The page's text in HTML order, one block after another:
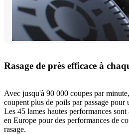
Rasage de près efficace à
Avec jusqu'à 90 000 coupes par
coupent plus de poils par passage pour
Les 45 lames hautes performances
en Europe pour des performances de
rasage.